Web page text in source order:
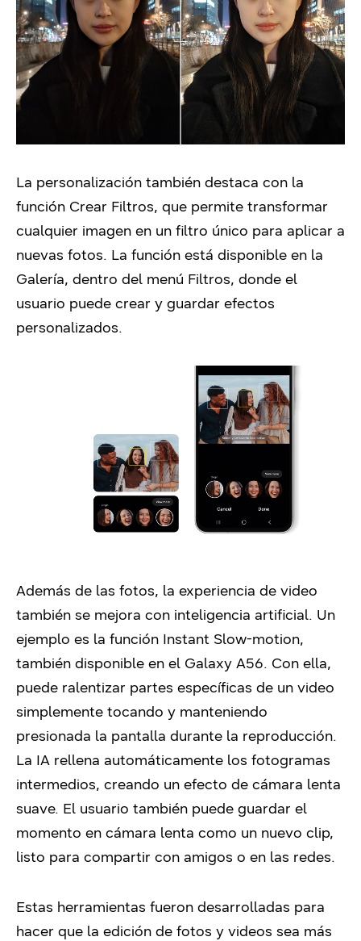
La personalización también destaca con la
función Crear Filtros, que permite transformar
cualquier imagen en un filtro único para aplicar a
nuevas fotos. La función está disponible en la
Galería, dentro del menú Filtros, donde el
usuario puede crear y guardar efectos
personalizados.
Además de las fotos, la experiencia de video
también se mejora con inteligencia artificial. Un
ejemplo es la función Instant Slow-motion,
también disponible en el Galaxy A56. Con ella,
puede ralentizar partes específicas de un video
simplemente tocando y manteniendo
presionada la pantalla durante la reproducción.
La IA rellena automáticamente los fotogramas
intermedios, creando un efecto de cámara lenta
suave. El usuario también puede guardar el
momento en cámara lenta como un nuevo clip,
listo para compartir con amigos o en las redes.
Estas herramientas fueron desarrolladas para
hacer que la edición de fotos y videos sea más